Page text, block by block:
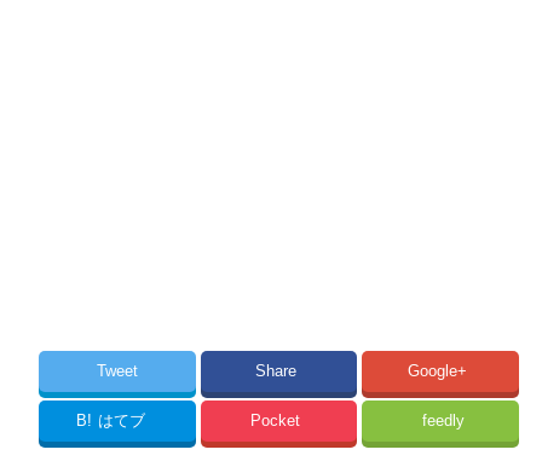
Tweet Share Google+
B! はてブ Pocket feedly